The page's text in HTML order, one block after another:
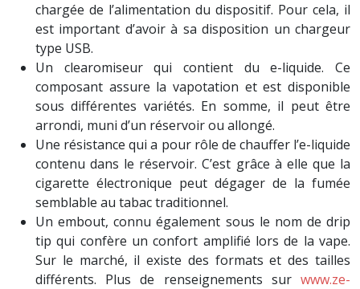
chargée de l’alimentation du dispositif. Pour cela, il
est important d’avoir à sa disposition un chargeur
type USB.
Un clearomiseur qui contient du e-liquide. Ce
composant assure la vapotation et est disponible
sous différentes variétés. En somme, il peut être
arrondi, muni d’un réservoir ou allongé.
Une résistance qui a pour rôle de chauffer l’e-liquide
contenu dans le réservoir. C’est grâce à elle que la
cigarette électronique peut dégager de la fumée
semblable au tabac traditionnel.
Un embout, connu également sous le nom de drip
tip qui confère un confort amplifié lors de la vape.
Sur le marché, il existe des formats et des tailles
différents. Plus de renseignements sur www.ze-